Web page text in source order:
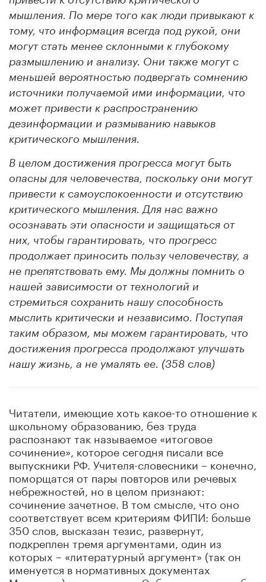
мышления. По мере того как люди привыкают к
тому, что информация всегда под рукой, они
могут стать менее склонными к глубокому
размышлению и анализу. Они также могут с
меньшей вероятностью подвергать сомнению
источники получаемой ими информации, что
может привести к распространению
дезинформации и размыванию навыков
критического мышления.
В целом достижения прогресса могут быть
опасны для человечества, поскольку они могут
привести к самоуспокоенности и отсутствию
критического мышления. Для нас важно
осознавать эти опасности и защищаться от
них, чтобы гарантировать, что прогресс
продолжает приносить пользу человечеству, а
не препятствовать ему. Мы должны помнить о
нашей зависимости от технологий и
стремиться сохранить нашу способность
мыслить критически и независимо. Поступая
таким образом, мы можем гарантировать, что
достижения прогресса продолжают улучшать
нашу жизнь, а не умалять ее. (358 слов)
Читатели, имеющие хоть какое-то отношение к
школьному образованию, без труда
распознают так называемое «итоговое
сочинение», которое сегодня писали все
выпускники РФ. Учителя-словесники – конечно,
поморщатся от пары повторов или речевых
небрежностей, но в целом признают:
сочинение зачетное. В том смысле, что оно
соответствует всем критериям ФИПИ: больше
350 слов, высказан тезис, развернут,
подкреплен тремя аргументами, один из
которых – «литературный аргумент» (так он
именуется в нормативных документах